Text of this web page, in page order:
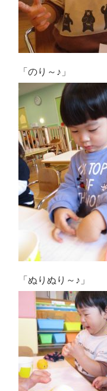
「のり～♪」
「ぬりぬり～♪」